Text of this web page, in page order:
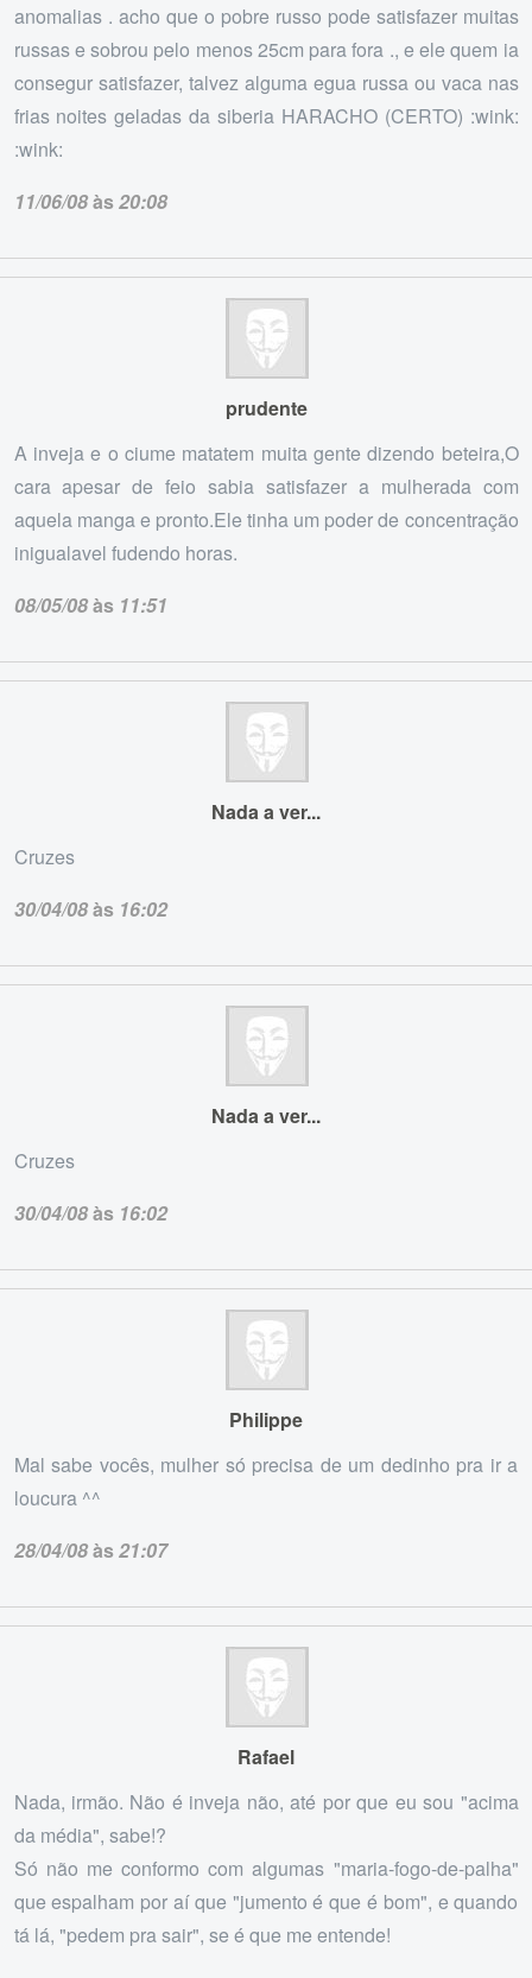
anomalias . acho que o pobre russo pode satisfazer muitas
russas e sobrou pelo menos 25cm para fora ., e ele quem ia
consegur satisfazer, talvez alguma egua russa ou vaca nas
frias noites geladas da siberia HARACHO (CERTO) :wink:
:wink:
11/06/08às20:08
prudente
A inveja e o ciume matatem muita gente dizendo beteira,O
cara apesar de feio sabia satisfazer a mulherada com
aquela manga e pronto.Ele tinha um poder de concentração
inigualavel fudendo horas.
08/05/08às 11:51
Nada a ver...
Cruzes
30/04/08às 16:02
Nada a ver...
Cruzes
30/04/08às 16:02
Philippe
Mal sabe vocês, mulher só precisa de um dedinho pra ir a
loucura ^^
28/04/08às21:07
Rafael
Nada, irmão. Não é inveja não, até por que eu sou "acima
da média", sabe!?
Só não me conformo com algumas "maria-fogo-de-palha"
que espalham por aí que "jumento é que é bom", e quando
tá lá, "pedem pra sair", se é que me entende!